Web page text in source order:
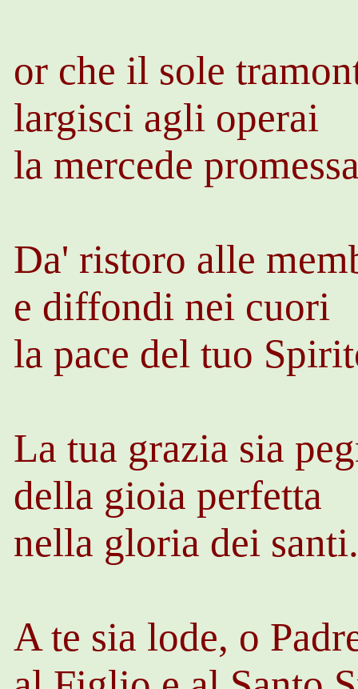
or che il sole
largisci agli operai
la mercede
Da' ristoro alle
e diffondi nei cuori
la pace del tuo
La tua grazia sia
della gioia perfetta
nella gloria dei
A te sia lode, o